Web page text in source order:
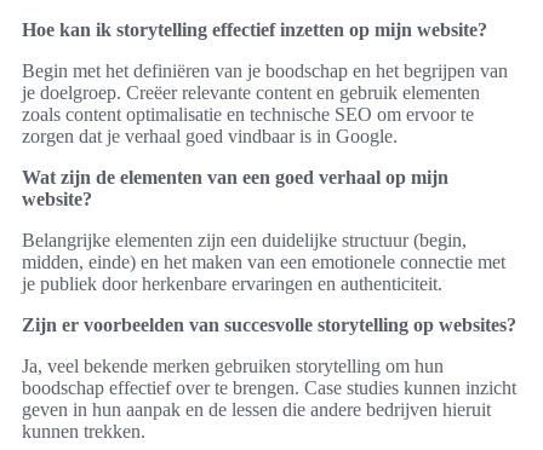
Hoe kan ik storytelling effectief inzetten op mijn website?
Begin met het definiëren van je boodschap en het begrijpen van
je doelgroep. Creëer relevante content en gebruik elementen
zoals content optimalisatie en technische SEO om ervoor te
zorgen dat je verhaal goed vindbaar is in Google.
Wat zijn de elementen van een goed verhaal op mijn
website?
Belangrijke elementen zijn een duidelijke structuur (begin,
midden, einde) en het maken van een emotionele connectie met
je publiek door herkenbare ervaringen en authenticiteit.
Zijn er voorbeelden van succesvolle storytelling op websites?
Ja, veel bekende merken gebruiken storytelling om hun
boodschap effectief over te brengen. Case studies kunnen inzicht
geven in hun aanpak en de lessen die andere bedrijven hieruit
kunnen trekken.